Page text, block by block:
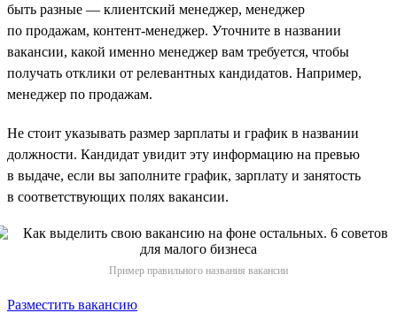
быть разные — клиентский менеджер, менеджер
по продажам, контент-менеджер. Уточните в названии
вакансии, какой именно менеджер вам требуется, чтобы
получать отклики от релевантных кандидатов. Например,
менеджер по продажам.
Не стоит указывать размер зарплаты и график в названии
должности. Кандидат увидит эту информацию на превью
в выдаче, если вы заполните график, зарплату и занятость
в соответствующих полях вакансии.
Пример правильного названия вакансии
Разместить вакансию